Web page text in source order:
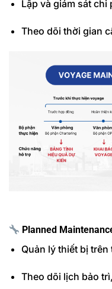
Lập và giám sát chi
Theo dõi thời gian
Planned
Quản lý thiết bị trên
Theo dõi lịch bảo